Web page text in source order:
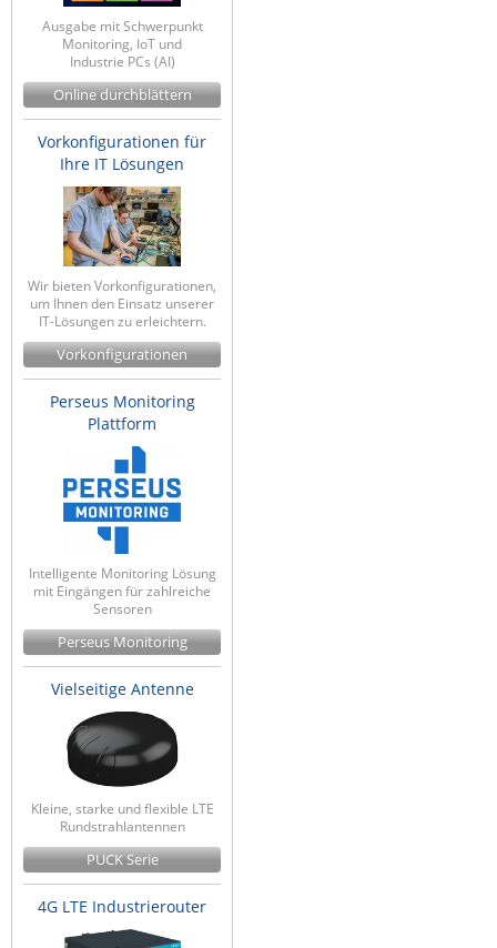
News zu unseren Herstellern
Ausgabe mit Schwerpunkt
Monitoring, IoT und
Industrie PCs (AI)
Online durchblättern
Vorkonfigurationen für
Ihre IT Lösungen
Wir bieten Vorkonfigurationen,
um Ihnen den Einsatz unserer
IT-Lösungen zu erleichtern.
Vorkonfigurationen
Perseus Monitoring
Plattform
Intelligente Monitoring Lösung
mit Eingängen für zahlreiche
Sensoren
Perseus Monitoring
Vielseitige Antenne
Kleine, starke und flexible LTE
Rundstrahlantennen
PUCK Serie
4G LTE Industrierouter